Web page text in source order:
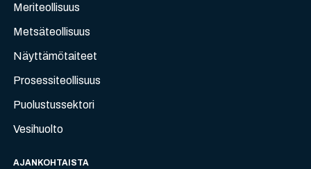
Meriteollisuus
Metsäteollisuus
Näyttämötaiteet
Prosessiteollisuus
Puolustussektori
Vesihuolto
AJANKOHTAISTA